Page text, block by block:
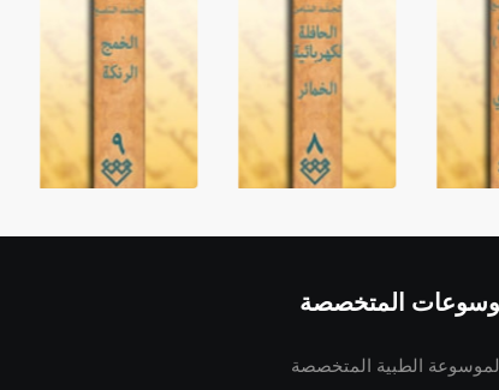
المتخصصة
الطبية المتخصصة